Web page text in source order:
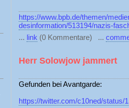
https://www.bpb.de/themen/
desinformation/513194/nazis-
... link (0 Kommentare) ...
Herr Solowjow jammert
Gefunden bei Avantgarde:
https://twitter.com/c10ned/status/